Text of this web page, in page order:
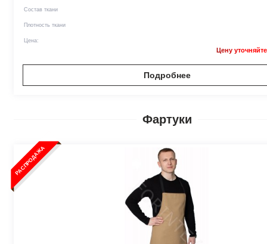
Состав ткани
Плотность ткани
Цена:
Цену
Подробнее
Фартуки
РАСПРОДАЖА